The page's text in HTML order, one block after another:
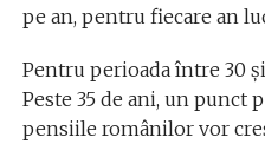
pe an, pentru fiecare an
Pentru perioada între 30 și
Peste 35 de ani, un punct
pensiile românilor vor